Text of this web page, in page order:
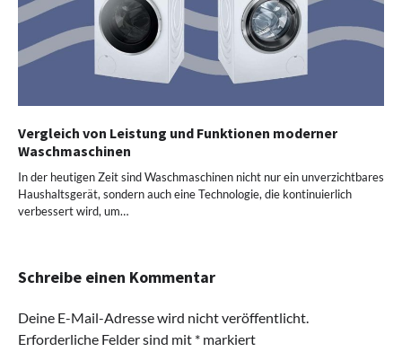
Vergleich von Leistung und Funktionen moderner
Waschmaschinen
In der heutigen Zeit sind Waschmaschinen nicht nur ein unverzichtbares
Haushaltsgerät, sondern auch eine Technologie, die kontinuierlich
verbessert wird, um…
Schreibe einen Kommentar
Deine E-Mail-Adresse wird nicht veröffentlicht.
Erforderliche Felder sind mit * markiert